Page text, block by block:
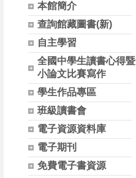
本館簡介
查詢館藏圖書(新)
自主學習
全國中學生讀書心得暨
小論文比賽寫作
學生作品專區
班級讀書會
電子資源資料庫
電子期刊
免費電子書資源